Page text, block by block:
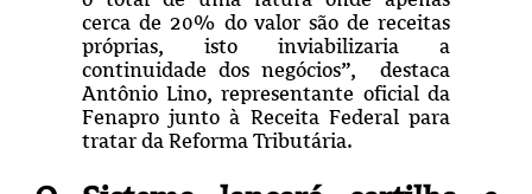
cerca de 20% do valor são de receitas
próprias, isto inviabilizaria a
continuidade dos negócios”, destaca
Antônio Lino, representante oficial da
Fenapro junto à Receita Federal para
tratar da Reforma Tributária.